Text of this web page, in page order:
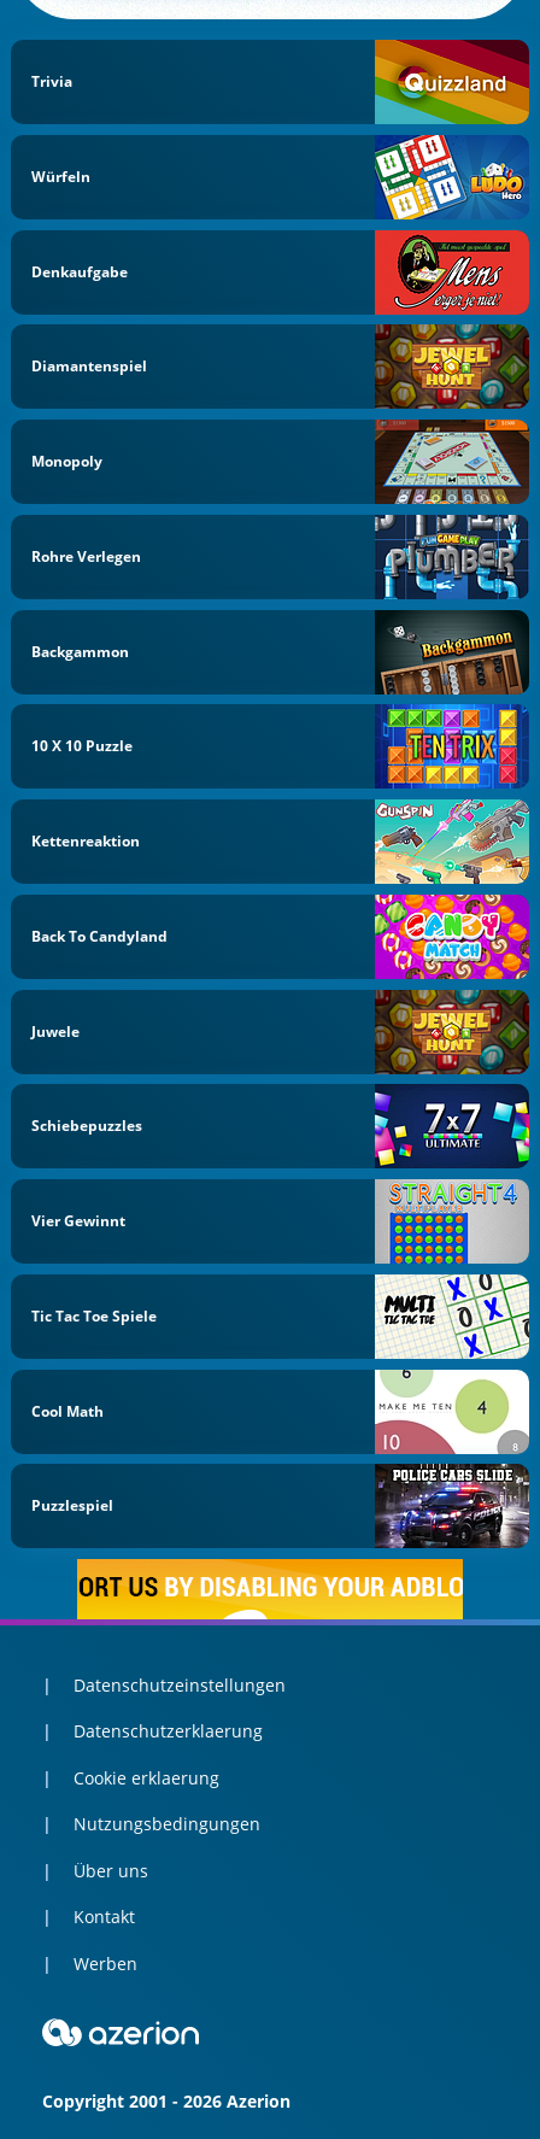
Trivia
Würfeln
Denkaufgabe
Diamantenspiel
Monopoly
Rohre Verlegen
Backgammon
10 X 10 Puzzle
Kettenreaktion
Back To Candyland
Juwele
Schiebepuzzles
Vier Gewinnt
Tic Tac Toe Spiele
Cool Math
Puzzlespiel
Datenschutzeinstellungen
Datenschutzerklaerung
Cookie erklaerung
Nutzungsbedingungen
Über uns
Kontakt
Werben
Copyright 2001 - 2026 Azerion